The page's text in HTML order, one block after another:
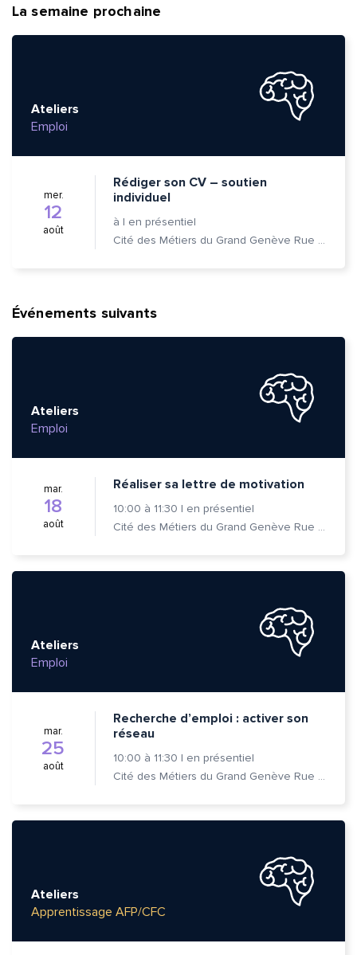
La semaine prochaine
Ateliers
Emploi
mer.
12
août
Rédiger son CV – soutien
individuel
à | en présentiel
Cité des Métiers du Grand Genève Rue Prévost-Martin 6 1205 Genève
Événements suivants
Ateliers
Emploi
mar.
18
août
Réaliser sa lettre de motivation
10:00 à 11:30 | en présentiel
Cité des Métiers du Grand Genève Rue Prévost-Martin 6 1205 Genève
Ateliers
Emploi
mar.
25
août
Recherche d’emploi : activer son
réseau
10:00 à 11:30 | en présentiel
Cité des Métiers du Grand Genève Rue Prévost-Martin 6 1205 Genève
Ateliers
Apprentissage AFP/CFC